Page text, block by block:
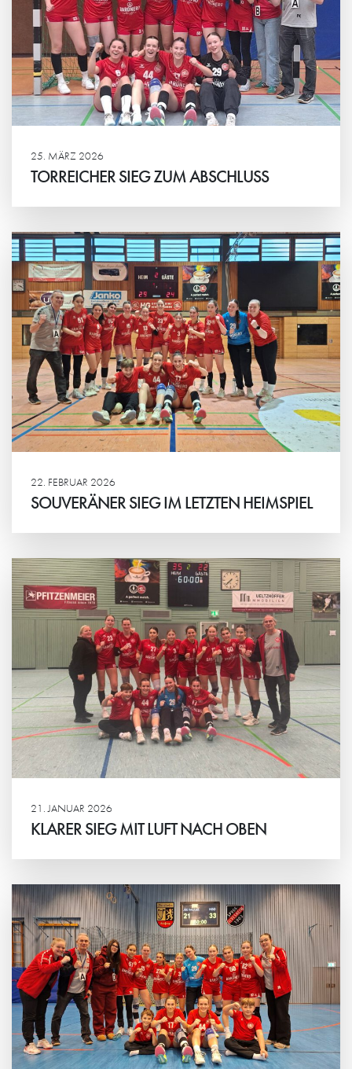
25. MÄRZ 2026
TORREICHER SIEG ZUM ABSCHLUSS
22. FEBRUAR 2026
SOUVERÄNER SIEG IM LETZTEN HEIMSPIEL
21. JANUAR 2026
KLARER SIEG MIT LUFT NACH OBEN